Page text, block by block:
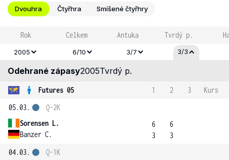
Dvouhra Čtyřhra Smíšené čtyřhry
Rok Celkem Antuka Tvrdý p.
2005 6/10 3/7 3/3
Odehrané zápasy2005Tvrdý p.
Futures 05 1 2 3
Kurs
05.03.
Sorensen L.
Banzer C.
Q-2K
6
3
6
3
04.03.
Q-1K